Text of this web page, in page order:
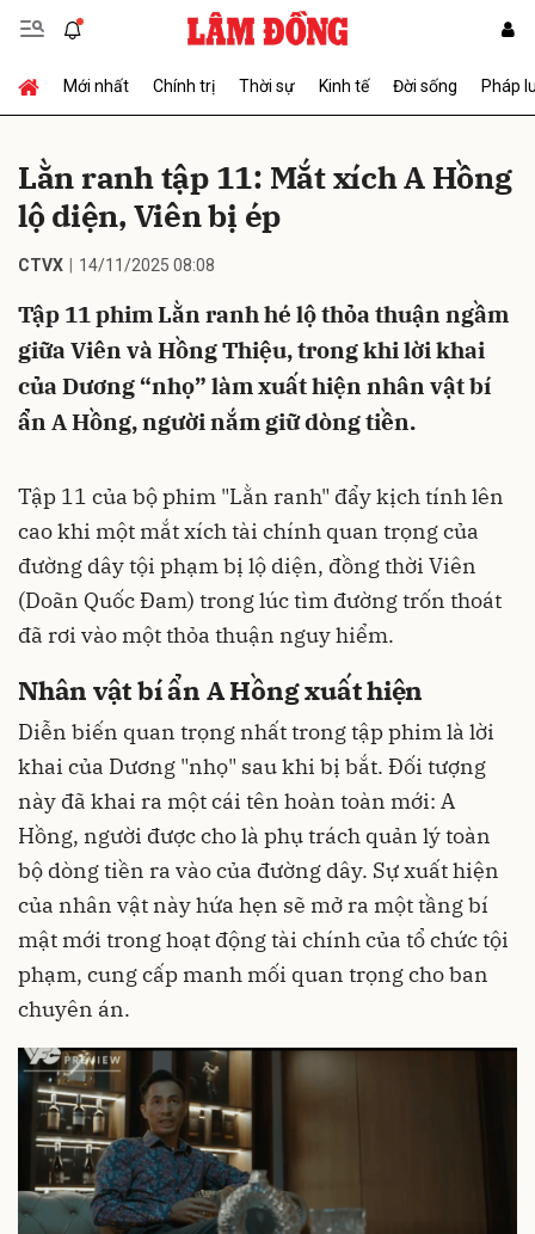
Mới nhất Chính trị Thời sự Kinh tế Đời sống Pháp
Lằn ranh tập 11: Mắt xích A Hồng
lộ diện, Viên bị ép
CTVX 14/11/2025 08:08
Tập 11 phim Lằn ranh hé lộ thỏa thuận ngầm
giữa Viên và Hồng Thiệu, trong khi lời khai
của Dương “nhọ” làm xuất hiện nhân vật bí
ẩn A Hồng, người nắm giữ dòng tiền.
Tập 11 của bộ phim "Lằn ranh" đẩy kịch tính lên
cao khi một mắt xích tài chính quan trọng của
đường dây tội phạm bị lộ diện, đồng thời Viên
(Doãn Quốc Đam) trong lúc tìm đường trốn thoát
đã rơi vào một thỏa thuận nguy hiểm.
Nhân vật bí ẩn A Hồng xuất hiện
Diễn biến quan trọng nhất trong tập phim là lời
khai của Dương "nhọ" sau khi bị bắt. Đối tượng
này đã khai ra một cái tên hoàn toàn mới: A
Hồng, người được cho là phụ trách quản lý toàn
bộ dòng tiền ra vào của đường dây. Sự xuất hiện
của nhân vật này hứa hẹn sẽ mở ra một tầng bí
mật mới trong hoạt động tài chính của tổ chức tội
phạm, cung cấp manh mối quan trọng cho ban
chuyên án.
Gửi bình luận
Hủy Gửi